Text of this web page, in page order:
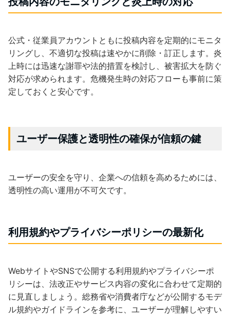
公式・従業員アカウントともに投稿内容を定期的にモニタ
リングし、不適切な投稿は速やかに削除・訂正します。炎
上時には迅速な謝罪や法的措置を検討し、被害拡大を防ぐ
対応が求められます。危機発生時の対応フローも事前に策
定しておくと安心です。
ユーザー保護と透明性の確保が信頼の鍵
ユーザーの安全を守り、企業への信頼を高めるためには、
透明性の高い運用が不可欠です。
利用規約やプライバシーポリシーの最新化
WebサイトやSNSで公開する利用規約やプライバシーポ
リシーは、法改正やサービス内容の変化に合わせて定期的
に見直しましょう。総務省や消費者庁などが公開するモデ
ル規約やガイドラインを参考に、ユーザーが理解しやすい